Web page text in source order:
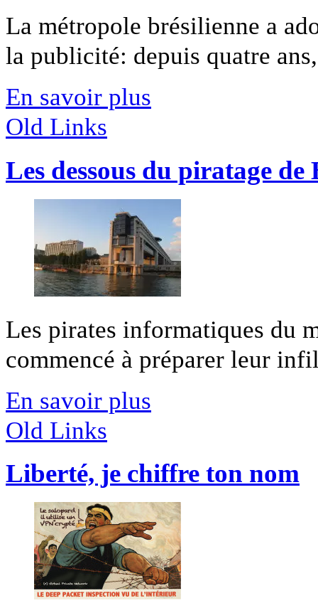
La métropole brésilienne a
la publicité: depuis quatre
En savoir plus
Old Links
Les dessous du piratage de
Les pirates informatiques du
commencé à préparer leur
En savoir plus
Old Links
Liberté, je chiffre ton nom